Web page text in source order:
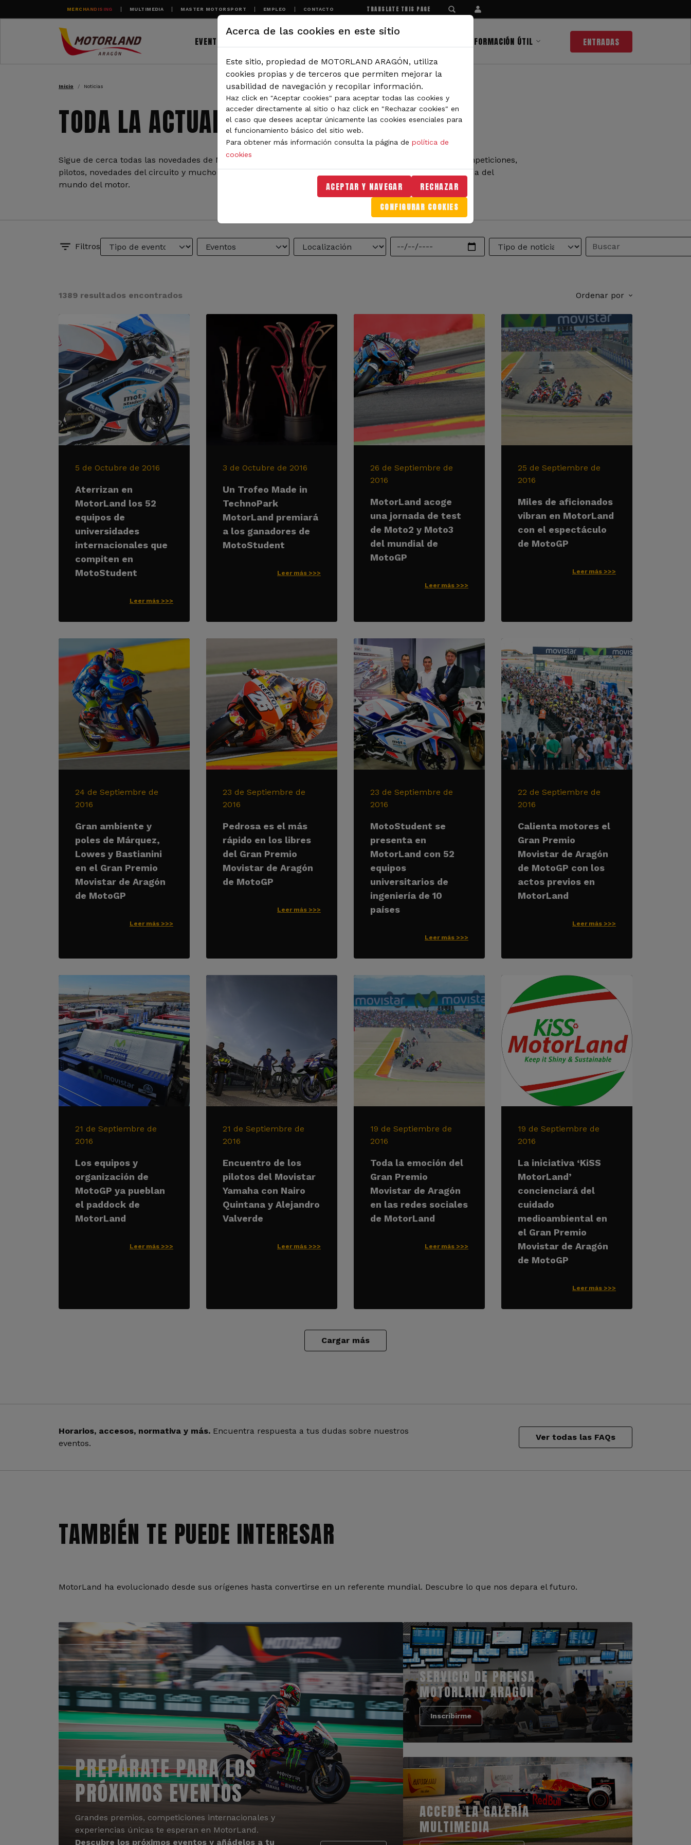
Pasar al contenido principal
MERCHANDISING MULTIMEDIA MASTER MOTORSPORT EMPLEO CONTACTO TRANSLATE THIS PAGE
EVENTOS INFORMACIÓN ÚTIL ENTRADAS
RUTA DE NAVEGACIÓN
Inicio Noticias
TODA LA ACTUALIDAD DE MOTORLAND
Sigue de cerca todas las novedades de MotorLand Aragón. Aquí encontrarás noticias sobre eventos, competiciones,
pilotos, novedades del circuito y mucho más. Filtra por categoría o tipo de contenido y no te pierdas nada del
mundo del motor.
Filtros
1389 resultados encontrados Ordenar por
5 de Octubre de 2016
Aterrizan en
MotorLand los 52
equipos de
universidades
internacionales que
compiten en
MotoStudent
Leer más >>>
3 de Octubre de 2016
Un Trofeo Made in
TechnoPark
MotorLand premiará
a los ganadores de
MotoStudent
Leer más >>>
26 de Septiembre de
2016
MotorLand acoge
una jornada de test
de Moto2 y Moto3
del mundial de
MotoGP
Leer más >>>
25 de Septiembre de
2016
Miles de aficionados
vibran en MotorLand
con el espectáculo
de MotoGP
Leer más >>>
24 de Septiembre de
2016
Gran ambiente y
poles de Márquez,
Lowes y Bastianini
en el Gran Premio
Movistar de Aragón
de MotoGP
Leer más >>>
23 de Septiembre de
2016
Pedrosa es el más
rápido en los libres
del Gran Premio
Movistar de Aragón
de MotoGP
Leer más >>>
23 de Septiembre de
2016
MotoStudent se
presenta en
MotorLand con 52
equipos
universitarios de
ingeniería de 10
países
Leer más >>>
22 de Septiembre de
2016
Calienta motores el
Gran Premio
Movistar de Aragón
de MotoGP con los
actos previos en
MotorLand
Leer más >>>
21 de Septiembre de
2016
Los equipos y
organización de
MotoGP ya pueblan
el paddock de
MotorLand
Leer más >>>
21 de Septiembre de
2016
Encuentro de los
pilotos del Movistar
Yamaha con Nairo
Quintana y Alejandro
Valverde
Leer más >>>
19 de Septiembre de
2016
Toda la emoción del
Gran Premio
Movistar de Aragón
en las redes sociales
de MotorLand
Leer más >>>
19 de Septiembre de
2016
La iniciativa ‘KiSS
MotorLand’
concienciará del
cuidado
medioambiental en
el Gran Premio
Movistar de Aragón
de MotoGP
Leer más >>>
Cargar más
Horarios, accesos, normativa y más. Encuentra respuesta a tus dudas sobre nuestros
eventos.
Ver todas las FAQs
TAMBIÉN TE PUEDE INTERESAR
MotorLand ha evolucionado desde sus orígenes hasta convertirse en un referente mundial. Descubre lo que nos depara el futuro.
PREPÁRATE PARA LOS
PRÓXIMOS EVENTOS
Grandes premios, competiciones internacionales y
experiencias únicas te esperan en MotorLand.
Descubre los próximos eventos y añádelos a tu
SERVICIO DE PRENSA
MOTORLAND ARAGÓN
Inscribirme
ACCEDE LA GALERÍA
MULTIMEDIA
Acerca de las cookies en este sitio
Este sitio, propiedad de MOTORLAND ARAGÓN, utiliza
cookies propias y de terceros que permiten mejorar la
usabilidad de navegación y recopilar información.
Haz click en "Aceptar cookies" para aceptar todas las cookies y
acceder directamente al sitio o haz click en "Rechazar cookies" en
el caso que desees aceptar únicamente las cookies esenciales para
el funcionamiento básico del sitio web.
Para obtener más información consulta la página de política de
cookies
ACEPTAR Y NAVEGAR RECHAZAR
CONFIGURAR COOKIES